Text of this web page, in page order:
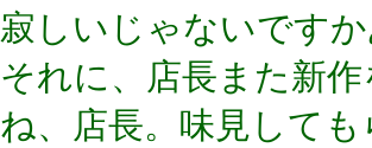
寂しいじゃないです
それに、店長また新
ね、店長。味見して